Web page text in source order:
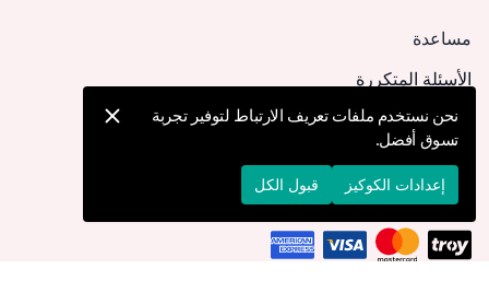
مساعدة
الأسئلة المتكررة
كيف يمكنني تقديم طلب؟
الشحن والتوصيل
الإرجاع والإلغاء
نحن نستخدم ملفات تعريف الارتباط لتوفير تجربة
تسوق أفضل.
إعدادات الكوكيز قبول الكل